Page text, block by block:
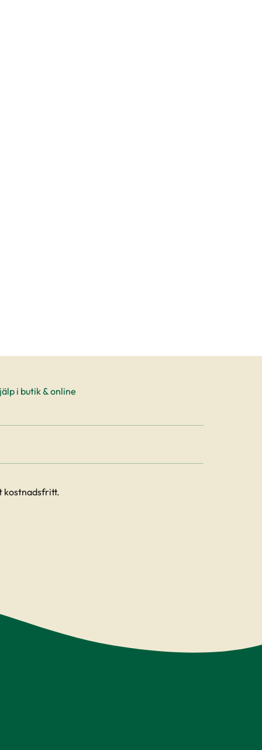
produktsida
i butik & online
kostnadsfritt.